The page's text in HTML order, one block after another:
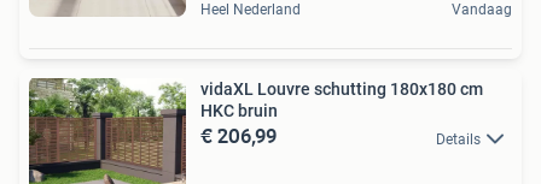
Heel Nederland Vandaag
vidaXL Louvre schutting 180x180 cm
HKC bruin
€ 206,99 Details